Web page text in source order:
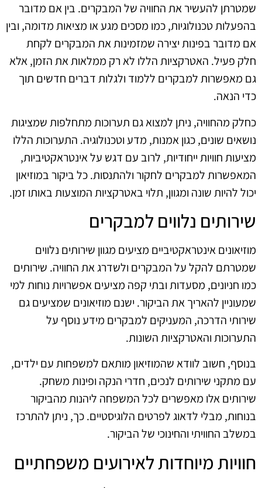
שמטרתן להעשיר את החוויה של המבקרים. בין אם מדובר
בהפעלות טכנולוגיות, כמו מסכים מגע או מציאות מדומה, ובין
אם מדובר בפינות יצירה שמזמינות את המבקרים לקחת
חלק פעיל. האטרקציות הללו לא רק ממלאות את הזמן, אלא
גם מאפשרות למבקרים ללמוד ולגלות דברים חדשים תוך
כדי הנאה.
כחלק מהחוויה, ניתן למצוא גם תערוכות מתחלפות שמציגות
נושאים שונים, כגון אמנות, מדע וטכנולוגיה. התערוכות הללו
מציעות חוויות ייחודיות, לרוב עם דגש על אינטראקטיביות,
המאפשרות למבקרים לחקור ולהתנסות. כל ביקור במוזיאון
יכול להיות שונה ומגוון, תלוי באטרקציות המוצעות באותו זמן.
שירותים נלווים למבקרים
מוזיאונים אינטראקטיביים מציעים מגוון שירותים נלווים
שמטרתם להקל על המבקרים ולשדרג את החוויה. שירותים
כמו חניונים, מסעדות ובתי קפה מציעים אפשרויות נוחות למי
שמעוניין להאריך את הביקור. ישנם מוזיאונים שמציעים גם
שירותי הדרכה, המעניקים למבקרים מידע נוסף על
התערוכות והאטרקציות השונות.
בנוסף, חשוב לוודא שהמוזיאון מותאם למשפחות עם ילדים,
עם מתקני שירותים לנכים, חדרי הנקה ופינות משחק.
שירותים אלו מאפשרים לכל המשפחה ליהנות מהביקור
בנוחות, מבלי לדאוג לפרטים הלוגיסטיים. כך, ניתן להתרכז
במשלב החוויתי והחינוכי של הביקור.
חוויות מיוחדות לאירועים משפחתיים